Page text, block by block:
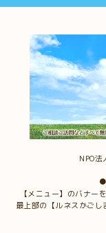
NPO法
●
【メニュー】のバナー
最上部の【ルネスかご